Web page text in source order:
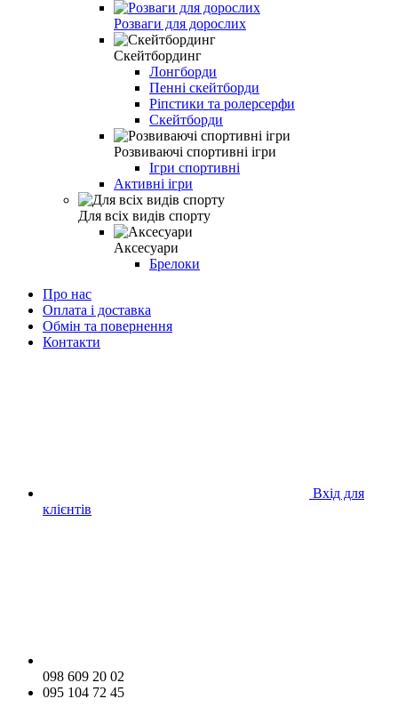
Розваги для дорослих
Скейтбординг
Лонгборди
Пенні скейтборди
Ріпстики та ролерсерфи
Скейтборди
Розвиваючі спортивні ігри
Ігри спортивні
Активні ігри
Для всіх видів спорту
Аксесуари
Брелоки
Про нас
Оплата і доставка
Обмін та повернення
Контакти
Вхід для
клієнтів
098 609 20 02
095 104 72 45